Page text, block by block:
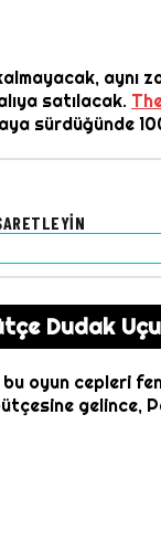
satılacak.
Dudak
oyun cepleri